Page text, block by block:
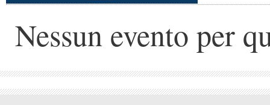
Nessun evento per